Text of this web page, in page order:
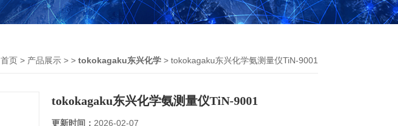
首页 > 产品展示 > > tokokagaku东兴化学 > tokokagaku东兴化学氨测量仪TiN-9001
tokokagaku东兴化学氨测量仪TiN-9001
更新时间： 2026-02-07